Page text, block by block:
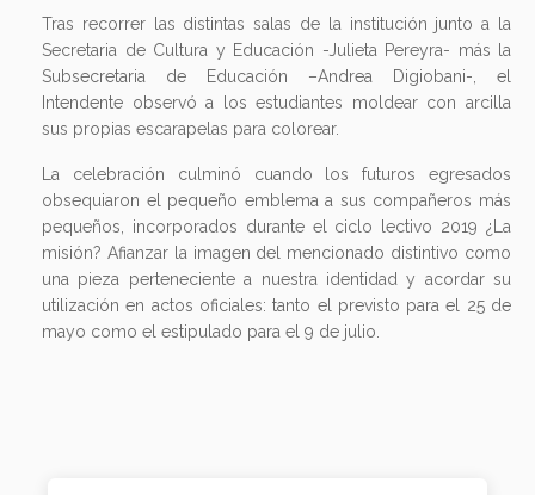
Tras recorrer las distintas salas de la institución junto a la
Secretaria de Cultura y Educación -Julieta Pereyra- más la
Subsecretaria de Educación –Andrea Digiobani-, el
Intendente observó a los estudiantes moldear con arcilla
sus propias escarapelas para colorear.
La celebración culminó cuando los futuros egresados
obsequiaron el pequeño emblema a sus compañeros más
pequeños, incorporados durante el ciclo lectivo 2019 ¿La
misión? Afianzar la imagen del mencionado distintivo como
una pieza perteneciente a nuestra identidad y acordar su
utilización en actos oficiales: tanto el previsto para el 25 de
mayo como el estipulado para el 9 de julio.